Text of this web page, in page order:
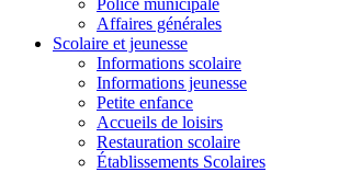
Police municipale
Affaires générales
Scolaire et jeunesse
Informations scolaire
Informations jeunesse
Petite enfance
Accueils de loisirs
Restauration scolaire
Établissements Scolaires